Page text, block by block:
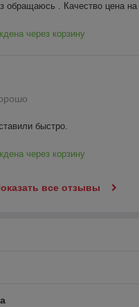
обращаюсь . Качество цена на
через корзину
быстро.
через корзину
все отзывы